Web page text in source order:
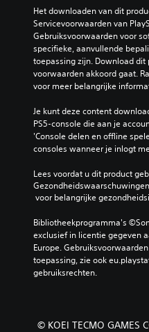
Het downloaden van dit
Servicevoorwaarden van
Gebruiksvoorwaarden voor
specifieke, aanvullende
toepassing zijn. Download
voorwaarden akkoord gaat.
voor meer belangrijke
Je kunt deze content
PS5-console die aan je
'Console delen en offline
consoles wanneer je inlogt
Lees voordat u dit product
Gezondheidswaarschuwingen
voor belangrijke
Bibliotheekprogramma's
exclusief in licentie gegeven
Europe.
toepassing, zie ook
gebruiksrechten.
© KOEI TECMO GAMES